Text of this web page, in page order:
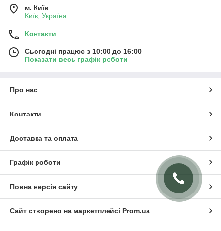
м. Київ
Київ, Україна
Контакти
Сьогодні працює з 10:00 до 16:00
Показати весь графік роботи
Про нас
Контакти
Доставка та оплата
Графік роботи
Повна версія сайту
Сайт створено на маркетплейсі Prom.ua